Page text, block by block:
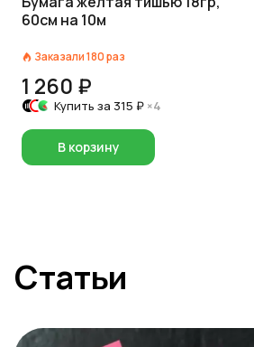
60см на 10м
Заказали180раз
1 260 ₽
Купить за 315 ₽ ×4
В корзину
Статьи